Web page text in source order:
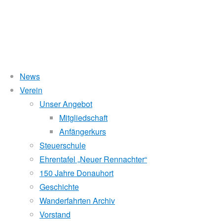
News
Verein
Unser Angebot
Mitgliedschaft
Anfängerkurs
Steuerschule
Ehrentafel „Neuer Rennachter“
150 Jahre Donauhort
Geschichte
Wanderfahrten Archiv
Vorstand
Wanderfahrt Ottenstein
22. September 201616. Oktober 2017
Donauhort-Wanderfahrt Ottenstein und Dobra
Bei herrlichem Spätsommerwetter machten sich einige
gelegenen Kampstauseen Ottenstein und Dobra. Am